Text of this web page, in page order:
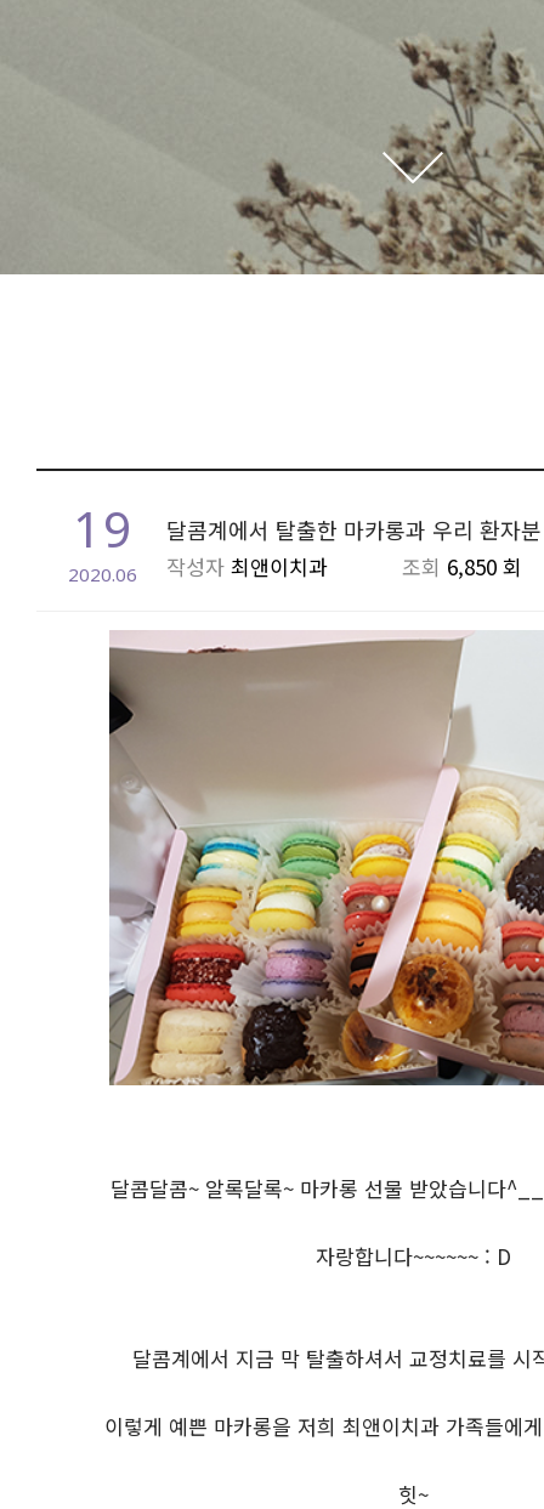
19
2020.06
달콤계에서 탈출한 마카롱과 우리 환자
작성자최앤이치과 조회 6,850 회
본문
달콤달콤~ 알록달록~ 마카롱 선물 받았습니다
자랑합니다~~~~~~ : D
달콤계에서 지금 막 탈출하셔서 교정치료를 시
이렇게 예쁜 마카롱을 저희 최앤이치과 가족들에
힛~